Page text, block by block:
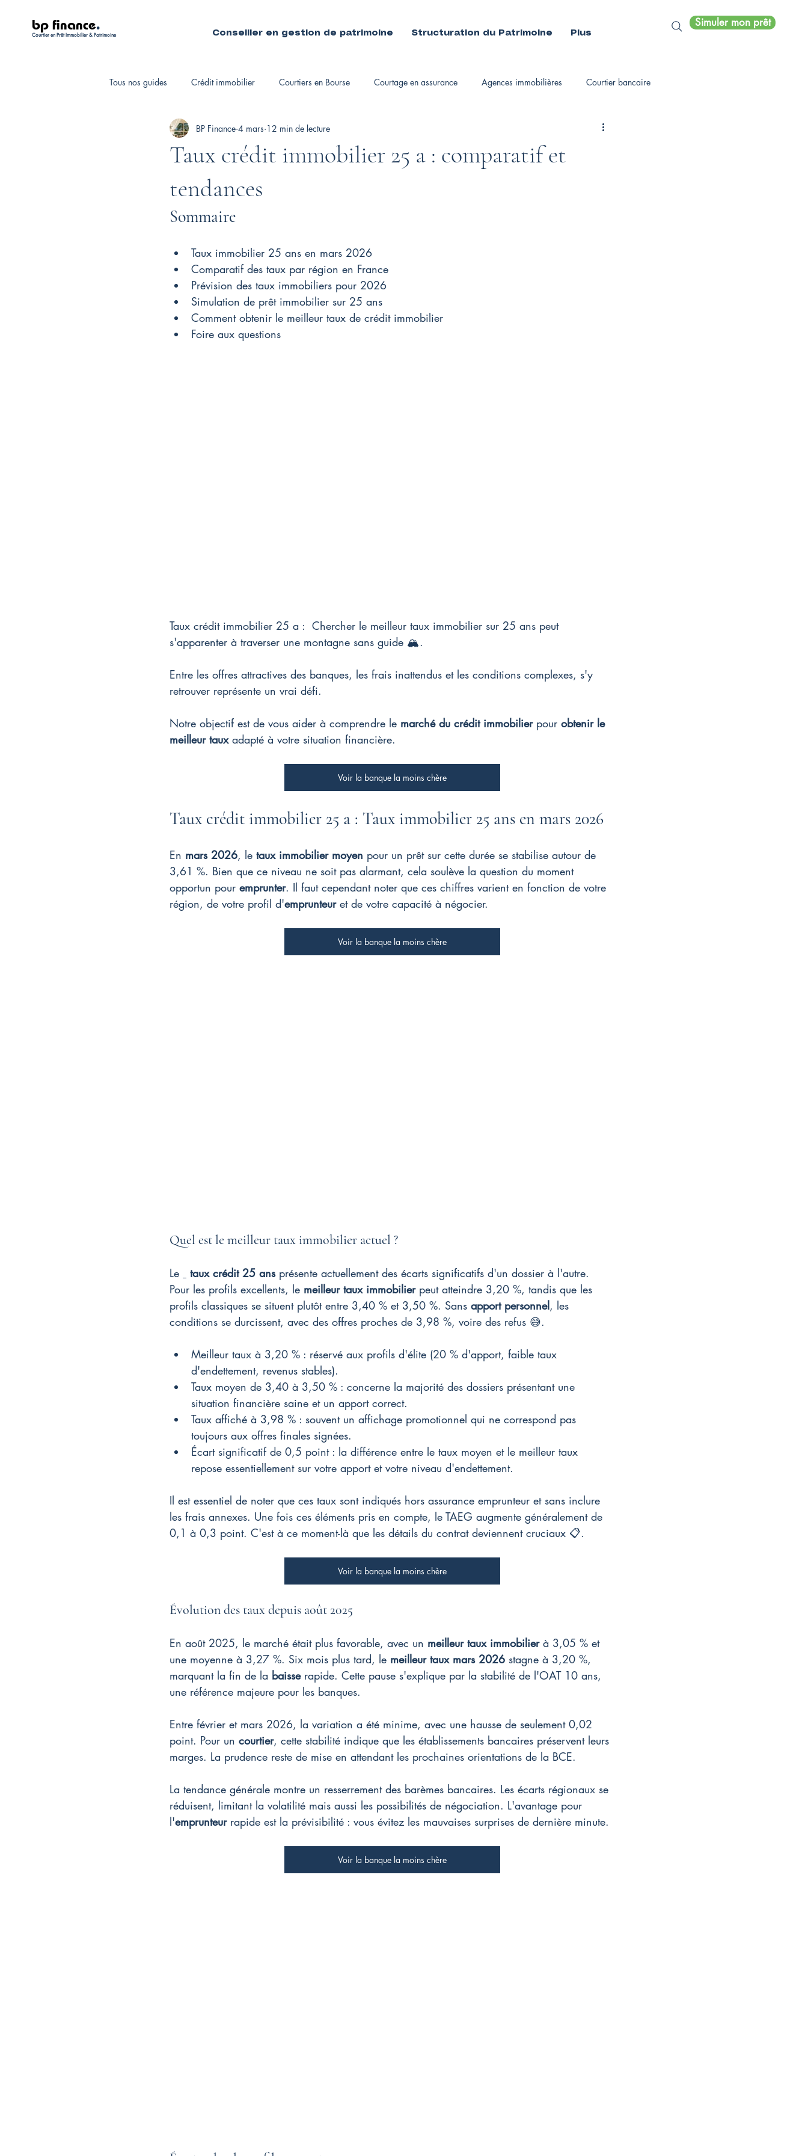
bp finance.
Courtier en Prêt Immobilier & Patrimoine Conseiller en gestion de patrimoine Structuration du Patrimoine Plus
Simuler mon prêt
Tous nos guides Crédit immobilier Courtiers en Bourse Courtage en assurance Agences immobilières Courtier bancaire
Fiscalité personnelle Courtiers immobiliers
Taux crédit immobilier 25 a : comparatif et
tendances
BP Finance 4 mars 12 min de lecture
Sommaire
Taux immobilier 25 ans en mars 2026
Comparatif des taux par région en France
Prévision des taux immobiliers pour 2026
Simulation de prêt immobilier sur 25 ans
Comment obtenir le meilleur taux de crédit immobilier
Foire aux questions
Taux crédit immobilier 25 a : Chercher le meilleur taux immobilier sur 25 ans peut
s'apparenter à traverser une montagne sans guide 🏔️.
Entre les offres attractives des banques, les frais inattendus et les conditions complexes, s'y
retrouver représente un vrai défi.
Notre objectif est de vous aider à comprendre le marché du crédit immobilier pour obtenir le
meilleur taux adapté à votre situation financière.
Voir la banque la moins chère
Taux crédit immobilier 25 a : Taux immobilier 25 ans en mars 2026
En mars 2026, le taux immobilier moyen pour un prêt sur cette durée se stabilise autour de
3,61 %. Bien que ce niveau ne soit pas alarmant, cela soulève la question du moment
opportun pour emprunter. Il faut cependant noter que ces chiffres varient en fonction de votre
région, de votre profil d'emprunteur et de votre capacité à négocier.
Voir la banque la moins chère
Quel est le meilleur taux immobilier actuel ?
Le taux crédit 25 ans présente actuellement des écarts significatifs d'un dossier à l'autre.
Pour les profils excellents, le meilleur taux immobilier peut atteindre 3,20 %, tandis que les
profils classiques se situent plutôt entre 3,40 % et 3,50 %. Sans apport personnel, les
conditions se durcissent, avec des offres proches de 3,98 %, voire des refus 😅.
Meilleur taux à 3,20 % : réservé aux profils d'élite (20 % d'apport, faible taux
d'endettement, revenus stables).
Taux moyen de 3,40 à 3,50 % : concerne la majorité des dossiers présentant une
situation financière saine et un apport correct.
Taux affiché à 3,98 % : souvent un affichage promotionnel qui ne correspond pas
toujours aux offres finales signées.
Écart significatif de 0,5 point : la différence entre le taux moyen et le meilleur taux
repose essentiellement sur votre apport et votre niveau d'endettement.
Il est essentiel de noter que ces taux sont indiqués hors assurance emprunteur et sans inclure
les frais annexes. Une fois ces éléments pris en compte, le TAEG augmente généralement de
0,1 à 0,3 point. C'est à ce moment-là que les détails du contrat deviennent cruciaux 📋.
Voir la banque la moins chère
Évolution des taux depuis août 2025
En août 2025, le marché était plus favorable, avec un meilleur taux immobilier à 3,05 % et
une moyenne à 3,27 %. Six mois plus tard, le meilleur taux mars 2026 stagne à 3,20 %,
marquant la fin de la baisse rapide. Cette pause s'explique par la stabilité de l'OAT 10 ans,
une référence majeure pour les banques.
Entre février et mars 2026, la variation a été minime, avec une hausse de seulement 0,02
point. Pour un courtier, cette stabilité indique que les établissements bancaires préservent leurs
marges. La prudence reste de mise en attendant les prochaines orientations de la BCE.
La tendance générale montre un resserrement des barèmes bancaires. Les écarts régionaux se
réduisent, limitant la volatilité mais aussi les possibilités de négociation. L'avantage pour
l'emprunteur rapide est la prévisibilité : vous évitez les mauvaises surprises de dernière minute.
Voir la banque la moins chère